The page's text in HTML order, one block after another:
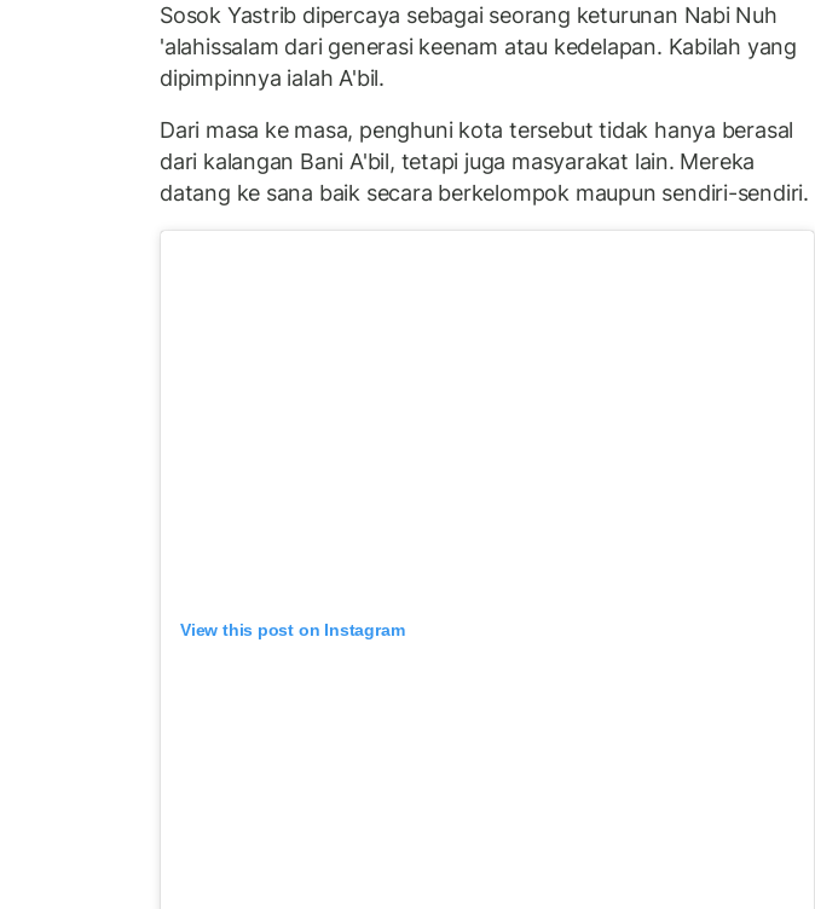
Sosok Yastrib dipercaya sebagai seorang keturunan Nabi Nuh
'alahissalam dari generasi keenam atau kedelapan. Kabilah yang
dipimpinnya ialah A'bil.
Dari masa ke masa, penghuni kota tersebut tidak hanya berasal
dari kalangan Bani A'bil, tetapi juga masyarakat lain. Mereka
datang ke sana baik secara berkelompok maupun sendiri-sendiri.
View this post on Instagram